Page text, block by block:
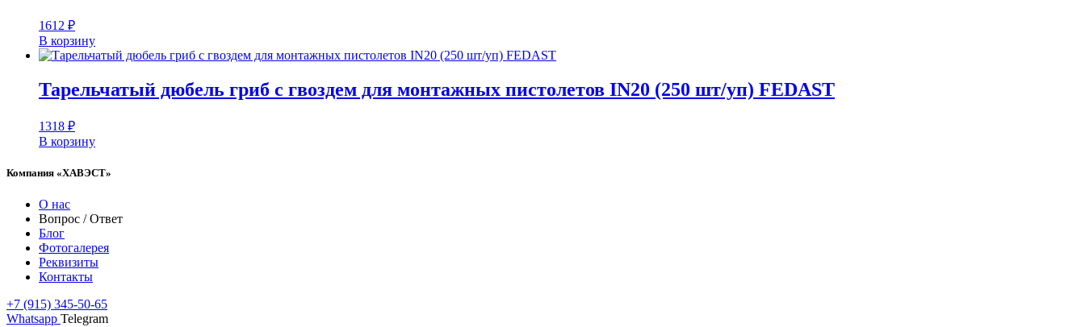
1612 ₽
В корзину
Тарельчатый дюбель гриб с гвоздем для монтажных пистолетов IN20 (250 шт/уп) FEDAST
1318 ₽
В корзину
Компания «ХАВЭСТ»
О нас
Вопрос / Ответ
Блог
Фотогалерея
Реквизиты
Контакты
+7 (915) 345-50-65
Whatsapp Telegram